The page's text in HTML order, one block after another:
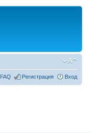
FAQ Регистрация Вход